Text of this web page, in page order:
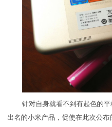
针对自身就看不到有起色的
出名的小米产品，促使在此次公布